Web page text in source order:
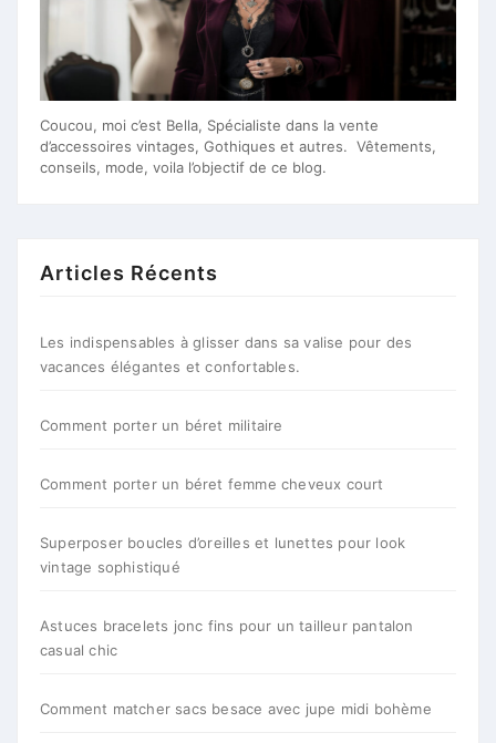
Coucou, moi c’est Bella, Spécialiste dans la vente
d’accessoires vintages, Gothiques et autres. Vêtements,
conseils, mode, voila l’objectif de ce blog.
Articles Récents
Les indispensables à glisser dans sa valise pour des
vacances élégantes et confortables.
Comment porter un béret militaire
Comment porter un béret femme cheveux court
Superposer boucles d’oreilles et lunettes pour look
vintage sophistiqué
Astuces bracelets jonc fins pour un tailleur pantalon
casual chic
Comment matcher sacs besace avec jupe midi bohème